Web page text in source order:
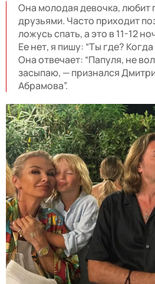
Она молодая девочка, любит
друзьями. Часто приходит
ложусь спать, а это в 11-12
Ее нет, я пишу: “Ты где?
Она отвечает: “Папуля, не
засыпаю, — признался
Абрамова”.